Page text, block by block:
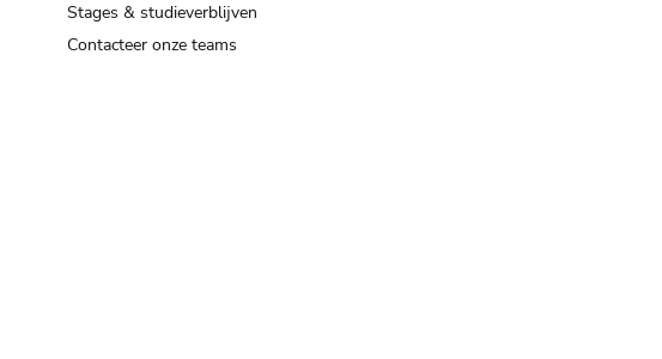
Stages & studieverblijven
Contacteer onze teams